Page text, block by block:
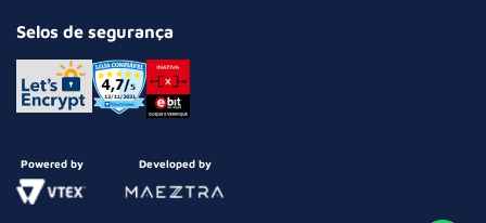
Selos de segurança
Powered by Developed by